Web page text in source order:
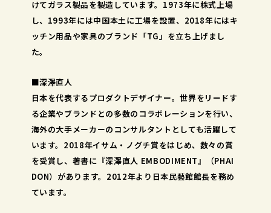
けてガラス製品を製造しています。1973年に株式上場
し、1993年には中国本土に工場を設置、2018年にはキ
ッチン用品や家具のブランド「TG」を立ち上げまし
た。
■深澤直人
日本を代表するプロダクトデザイナー。世界をリードす
る企業やブランドとの多数のコラボレーションを行い、
海外の大手メーカーのコンサルタントとしても活躍して
います。2018年イサム・ノグチ賞をはじめ、数々の賞
を受賞し、著書に『深澤直人 EMBODIMENT』（PHAI
DON）があります。2012年より日本民藝館館長を務め
ています。